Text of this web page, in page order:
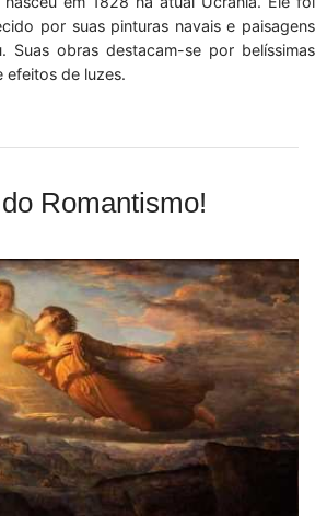
por suas pinturas navais e paisagens
Suas obras destacam-se por belíssimas
efeitos de luzes.
Romantismo!